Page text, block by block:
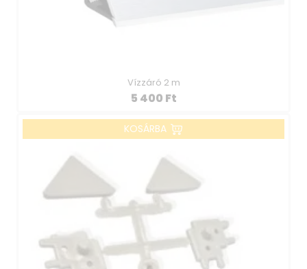
Vízzáró 2 m
5 400 Ft
KOSÁRBA